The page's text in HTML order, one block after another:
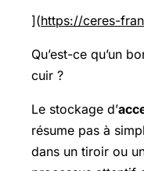
](https://ceres-
Qu’est-ce qu’un
cuir ?
Le stockage d’
résume pas à
dans un tiroir ou